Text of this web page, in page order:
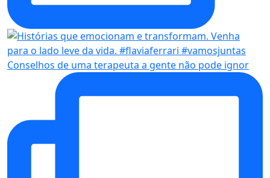
Conselhos de uma terapeuta a gente não pode ignor